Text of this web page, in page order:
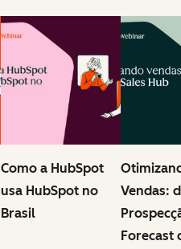
Como a HubSpot
usa HubSpot no
Brasil
Vendas:
Forecast